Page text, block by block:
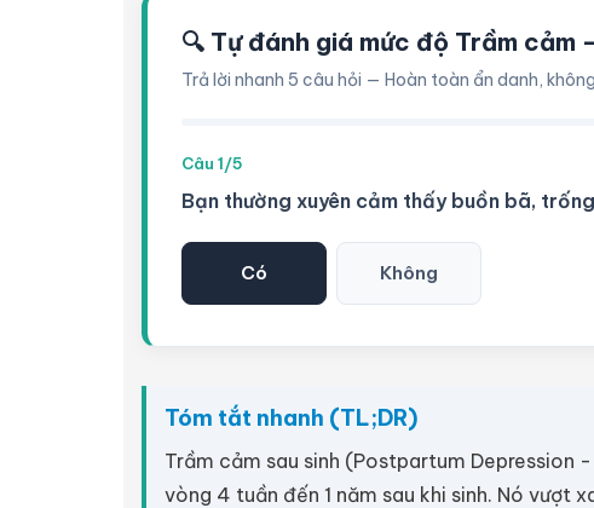
🔍 Tự đánh giá mức độ Trầm cảm
Trả lời nhanh 5 câu hỏi — Hoàn toàn ẩn danh,
Câu 1/5
Bạn thường xuyên cảm thấy buồn bã,
Có Không
Tóm tắt nhanh (TL;DR)
Trầm cảm sau sinh (Postpartum Depression
vòng 4 tuần đến 1 năm sau khi sinh. Nó vượt